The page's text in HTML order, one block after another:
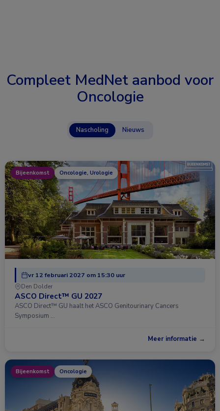
Compleet MedNet aanbod voor
Oncologie
Nascholing Nieuws
Bijeenkomst Oncologie, Urologie
vr 12 februari 2027 om 15:30 uur
Den Dolder
ASCO Direct™ GU 2027
ASCO Direct™ GU haalt het ASCO Genitourinary Cancers
Symposium …
Meer informatie →
Bijeenkomst Oncologie